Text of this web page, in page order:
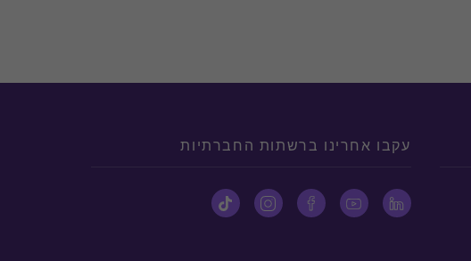
עקבו אחרינו ברשתות החברתיות